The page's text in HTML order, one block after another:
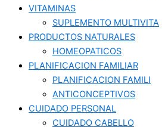
VITAMINAS
SUPLEMENTO MULTIVITA
PRODUCTOS NATURALES
HOMEOPATICOS
PLANIFICACION FAMILIAR
PLANIFICACION FAMILI
ANTICONCEPTIVOS
CUIDADO PERSONAL
CUIDADO CABELLO